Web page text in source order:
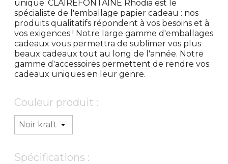
unique. CLAIREFONTAINE Rhodia est le
spécialiste de l'emballage papier cadeau : nos
produits qualitatifs répondent à vos besoins et à
vos exigences ! Notre large gamme d'emballages
cadeaux vous permettra de sublimer vos plus
beaux cadeaux tout au long de l'année. Notre
gamme d'accessoires permettent de rendre vos
cadeaux uniques en leur genre.
Couleur produit :
Spécifications :